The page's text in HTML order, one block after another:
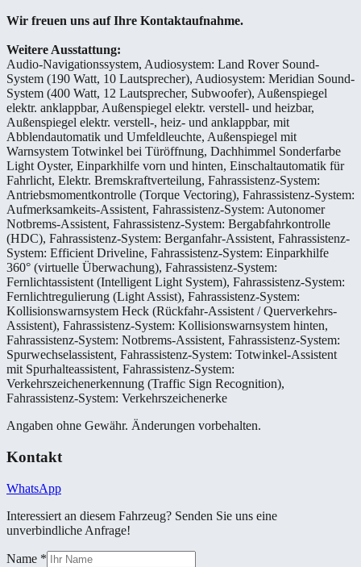
Wir freuen uns auf Ihre Kontaktaufnahme.
Weitere Ausstattung:
Audio-Navigationssystem, Audiosystem: Land Rover Sound-
System (190 Watt, 10 Lautsprecher), Audiosystem: Meridian Sound-
System (400 Watt, 12 Lautsprecher, Subwoofer), Außenspiegel
elektr. anklappbar, Außenspiegel elektr. verstell- und heizbar,
Außenspiegel elektr. verstell-, heiz- und anklappbar, mit
Abblendautomatik und Umfeldleuchte, Außenspiegel mit
Warnsystem Totwinkel bei Türöffnung, Dachhimmel Sonderfarbe
Light Oyster, Einparkhilfe vorn und hinten, Einschaltautomatik für
Fahrlicht, Elektr. Bremskraftverteilung, Fahrassistenz-System:
Antriebsmomentkontrolle (Torque Vectoring), Fahrassistenz-System:
Aufmerksamkeits-Assistent, Fahrassistenz-System: Autonomer
Notbrems-Assistent, Fahrassistenz-System: Bergabfahrkontrolle
(HDC), Fahrassistenz-System: Berganfahr-Assistent, Fahrassistenz-
System: Efficient Driveline, Fahrassistenz-System: Einparkhilfe
360° (virtuelle Überwachung), Fahrassistenz-System:
Fernlichtassistent (Intelligent Light System), Fahrassistenz-System:
Fernlichtregulierung (Light Assist), Fahrassistenz-System:
Kollisionswarnsystem Heck (Rückfahr-Assistent / Querverkehrs-
Assistent), Fahrassistenz-System: Kollisionswarnsystem hinten,
Fahrassistenz-System: Notbrems-Assistent, Fahrassistenz-System:
Spurwechselassistent, Fahrassistenz-System: Totwinkel-Assistent
mit Spurhalteassistent, Fahrassistenz-System:
Verkehrszeichenerkennung (Traffic Sign Recognition),
Fahrassistenz-System: Verkehrszeichenerke
Angaben ohne Gewähr. Änderungen vorbehalten.
Kontakt
WhatsApp
Interessiert an diesem Fahrzeug? Senden Sie uns eine
unverbindliche Anfrage!
Name *